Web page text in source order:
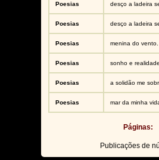
Poesias desço a ladeira
Poesias desço a ladeira
Poesias menina do
Poesias sonho e
Poesias a solidão me
Poesias mar da minha
Páginas:
Publicações de